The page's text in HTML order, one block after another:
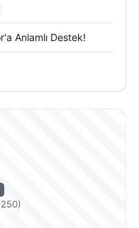
Anlamlı Destek!